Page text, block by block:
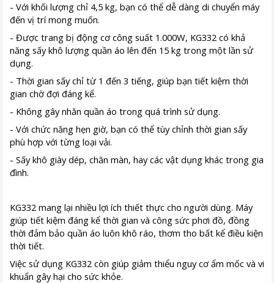
- Với khối lượng chỉ 4,5 kg, bạn có thể dễ dàng di chuyển máy
đến vị trí mong muốn.
- Được trang bị động cơ công suất 1.000W, KG332 có khả
năng sấy khô lượng quần áo lên đến 15 kg trong một lần sử
dụng.
- Thời gian sấy chỉ từ 1 đến 3 tiếng, giúp bạn tiết kiệm thời
gian chờ đợi đáng kể.
- Không gây nhăn quần áo trong quá trình sử dụng.
- Với chức năng hẹn giờ, bạn có thể tùy chỉnh thời gian sấy
phù hợp với từng loại vải.
- Sấy khô giày dép, chăn màn, hay các vật dụng khác trong gia
đình.
KG332 mang lại nhiều lợi ích thiết thực cho người dùng. Máy
giúp tiết kiệm đáng kể thời gian và công sức phơi đồ, đồng
thời đảm bảo quần áo luôn khô ráo, thơm tho bất kể điều kiện
thời tiết.
Việc sử dụng KG332 còn giúp giảm thiểu nguy cơ ẩm mốc và vi
khuẩn gây hại cho sức khỏe.